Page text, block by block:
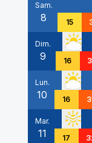
Sam.
8 15
Dim.
9 16
Lun.
10 16
Mar.
11 17